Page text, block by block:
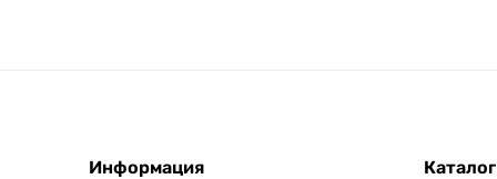
Информация
Каталог